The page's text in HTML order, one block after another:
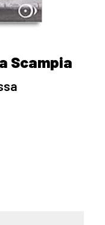
Scampia